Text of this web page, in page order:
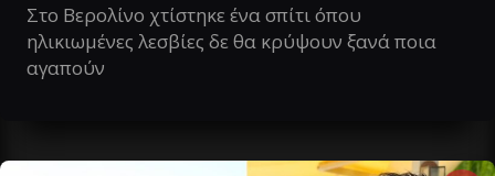
Στο Βερολίνο χτίστηκε ένα σπίτι όπου
ηλικιωμένες λεσβίες δε θα κρύψουν ξανά ποια
αγαπούν